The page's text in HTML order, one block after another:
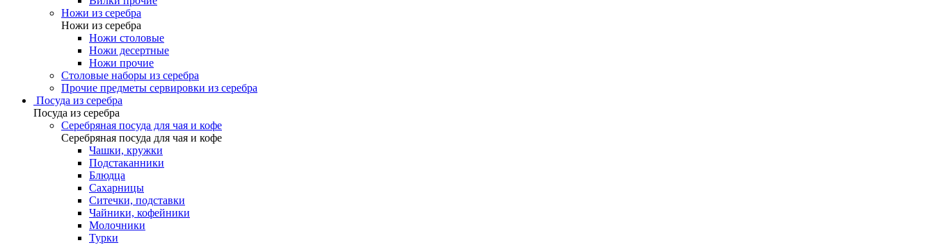
Ножи из серебра
Ножи из серебра
Ножи столовые
Ножи десертные
Ножи прочие
Столовые наборы из серебра
Прочие предметы сервировки из серебра
Посуда из серебра
Посуда из серебра
Серебряная посуда для чая и кофе
Серебряная посуда для чая и кофе
Чашки, кружки
Подстаканники
Блюдца
Сахарницы
Ситечки, подставки
Чайники, кофейники
Молочники
Турки